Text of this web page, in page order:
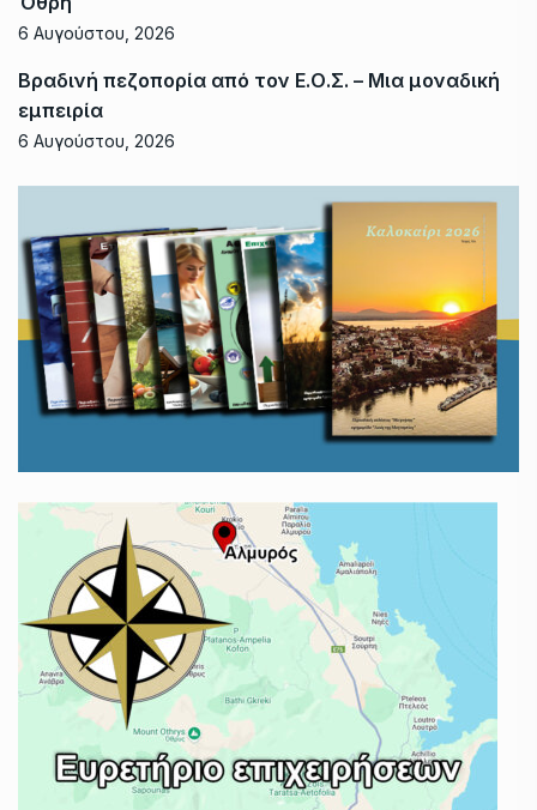
6 Αυγούστου, 2026
Βραδινή πεζοπορία από τον Ε.Ο.Σ. – Μια μοναδική
εμπειρία
6 Αυγούστου, 2026